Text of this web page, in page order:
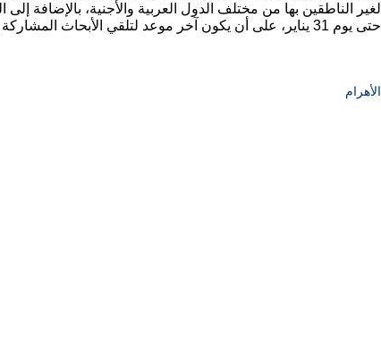
لغير الناطقين بها من مختلف الدول العربية والأجنية، بالإضافة
حتى يوم 31 يناير، على أن يكون آخر موعد لتلقي الأبحاث المشاركة يوم 15 مارس المقبل.
الأهرام